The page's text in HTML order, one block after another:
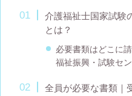
介護福祉士国家試験
とは？
必要書類はどこに
福祉振興・試験セ
全員が必要な書類｜